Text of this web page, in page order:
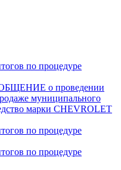
по процедуре
о проведении
муниципального
марки CHEVROLET
по процедуре
по процедуре